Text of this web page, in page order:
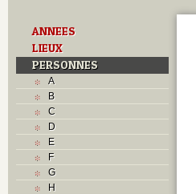
ANNEES
LIEUX
PERSONNES
A
B
C
D
E
F
G
H